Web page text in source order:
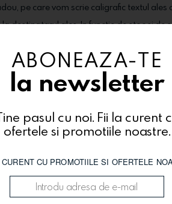
ABONEAZA-TE
la newsletter
pasul cu noi. Fii la curent
ofertele si promotiile noastre.
CU PROMOTIILE SI OFERTELE
pe care vom scrie caligrafic textul
destinatarul ales. In functie de stoc si
alaturi de produsele dorite, din
(tipul florilor, cutiile, ambalajele,